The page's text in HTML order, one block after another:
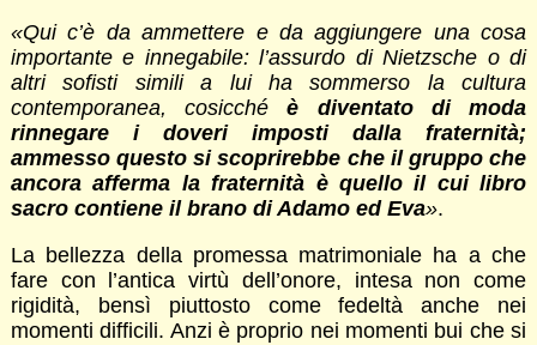
«Qui c’è da ammettere e da aggiungere una cosa
importante e innegabile: l’assurdo di Nietzsche o di
altri sofisti simili a lui ha sommerso la cultura
contemporanea, cosicchéè diventato di moda
rinnegare i doveri imposti dalla fraternità;
ammesso questo si scoprirebbe che il gruppo che
ancora afferma la fraternità è quello il cui libro
sacro contiene il brano di Adamo ed Eva».
La bellezza della promessa matrimoniale ha a che
fare con l’antica virtù dell’onore, intesa non come
rigidità, bensì piuttosto come fedeltà anche nei
momenti difficili. Anzi è proprio nei momenti bui che si